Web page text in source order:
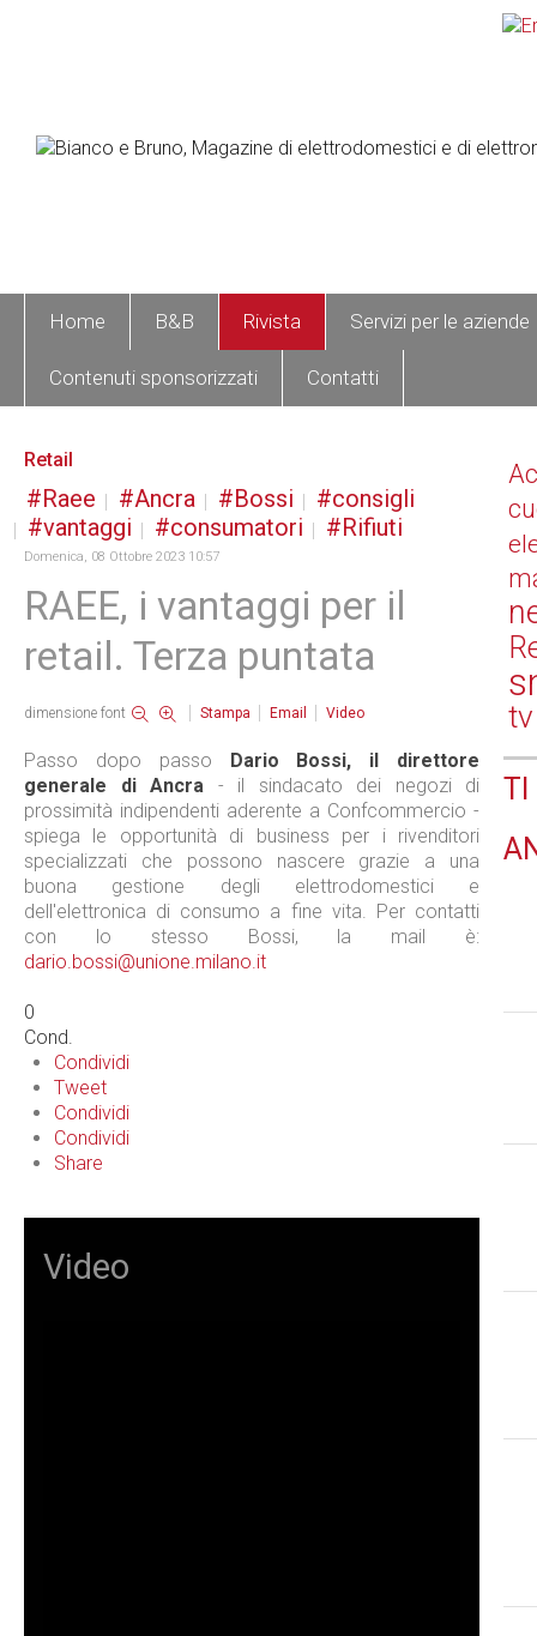
Home B&B Rivista Servizi per le aziende
Contenuti sponsorizzati Contatti
Retail
Raee Ancra Bossi
consigli
vantaggi
consumatori Rifiuti
Domenica, 08 Ottobre 2023 10:57
RAEE, i vantaggi per il
retail. Terza puntata
dimensione font Stampa Email Video
Passo dopo passo
Dario Bossi, il direttore
generale di Ancra - il sindacato dei negozi di
prossimità indipendenti aderente a Confcommercio -
spiega le opportunità di business per i rivenditori
specializzati che possono nascere grazie a una
buona gestione degli elettrodomestici e
dell'elettronica di consumo a fine vita. Per contatti
con lo stesso Bossi, la mail è:
dario.bossi@unione.milano.it
0
Cond.
Condividi
Tweet
Condividi
Condividi
Share
Video
tv
TI